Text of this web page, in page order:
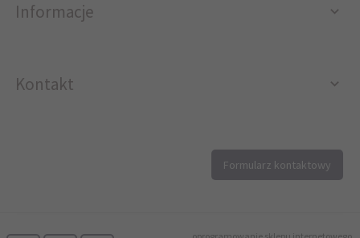
Informacje
Kontakt
Formularz kontaktowy